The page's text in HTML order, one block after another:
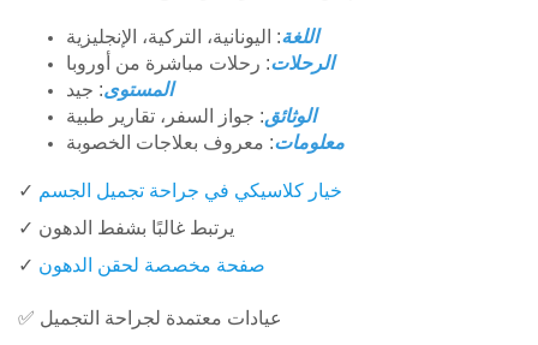
اللغة: اليونانية، التركية، الإنجليزية
الرحلات: رحلات مباشرة من أوروبا
المستوى: جيد
الوثائق: جواز السفر، تقارير طبية
معلومات: معروف بعلاجات الخصوبة
✓ خيار كلاسيكي في جراحة تجميل الجسم
✓ يرتبط غالبًا بشفط الدهون
✓ صفحة مخصصة لحقن الدهون
✅ عيادات معتمدة لجراحة التجميل